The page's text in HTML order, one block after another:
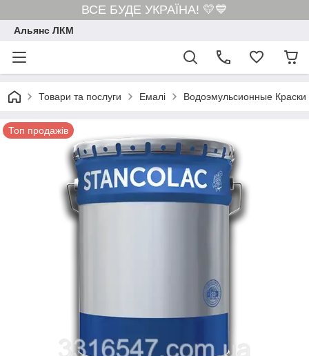
ВСЕ БУДЕ УКРАЇНА! 💛💙
Альянс ЛКМ
Товари та послуги Емалі Водоэмульсионные Краски
Топ продажів